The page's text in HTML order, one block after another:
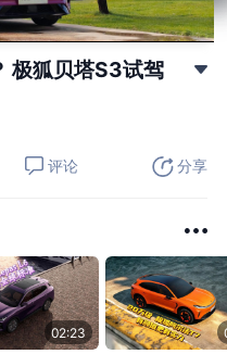
极狐贝塔S3试驾
评论 分享
02:23